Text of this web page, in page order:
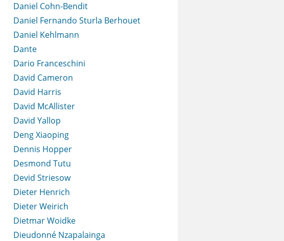
Daniel Cohn-Bendit
Daniel Fernando Sturla Berhouet
Daniel Kehlmann
Dante
Dario Franceschini
David Cameron
David Harris
David McAllister
David Yallop
Deng Xiaoping
Dennis Hopper
Desmond Tutu
Devid Striesow
Dieter Henrich
Dieter Weirich
Dietmar Woidke
Dieudonné Nzapalainga